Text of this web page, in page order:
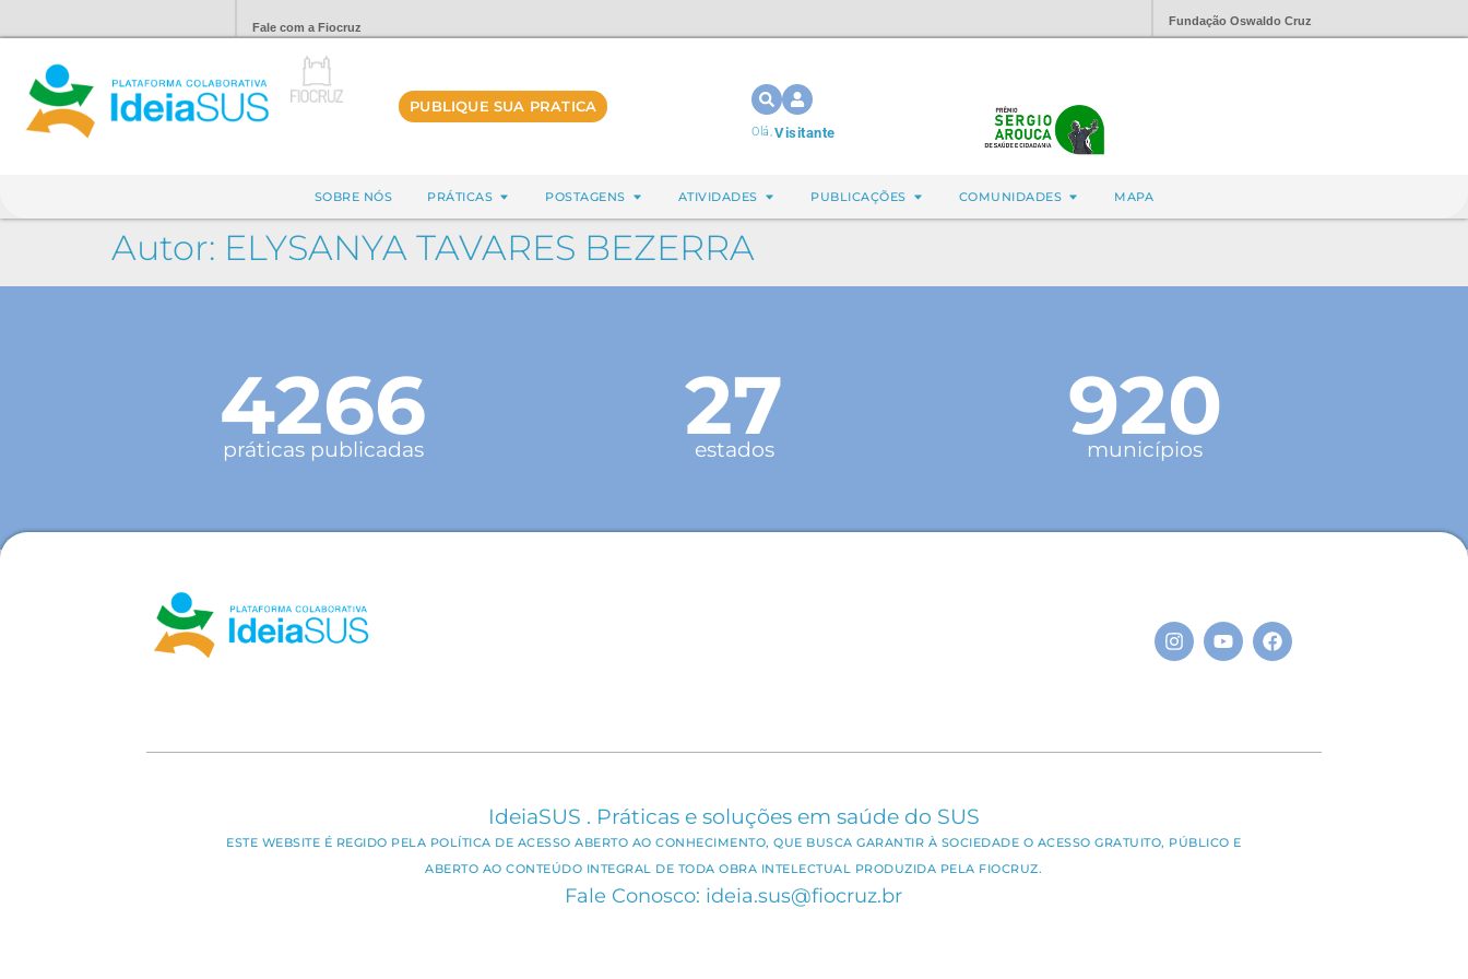
Fale com a Fiocruz Fundação Oswaldo Cruz
PUBLIQUE SUA PRATICA
Olá,Visitante
SOBRE NÓS PRÁTICAS POSTAGENS ATIVIDADES PUBLICAÇÕES COMUNIDADES MAPA
Autor: ELYSANYA TAVARES BEZERRA
4266
práticas publicadas 27
estados 920
municípios
IdeiaSUS . Práticas e soluções em saúde do SUS
ESTE WEBSITE É REGIDO PELA POLÍTICA DE ACESSO ABERTO AO CONHECIMENTO, QUE BUSCA GARANTIR À SOCIEDADE O ACESSO GRATUITO, PÚBLICO E
ABERTO AO CONTEÚDO INTEGRAL DE TODA OBRA INTELECTUAL PRODUZIDA PELA FIOCRUZ.
Fale Conosco: ideia.sus@fiocruz.br